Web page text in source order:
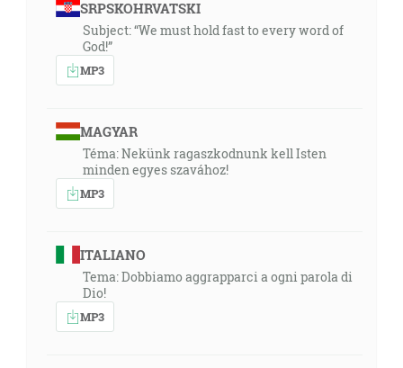
SRPSKOHRVATSKI
Subject: “We must hold fast to every word of
God!”
MP3
MAGYAR
Téma: Nekünk ragaszkodnunk kell Isten
minden egyes szavához!
MP3
ITALIANO
Tema: Dobbiamo aggrapparci a ogni parola di
Dio!
MP3